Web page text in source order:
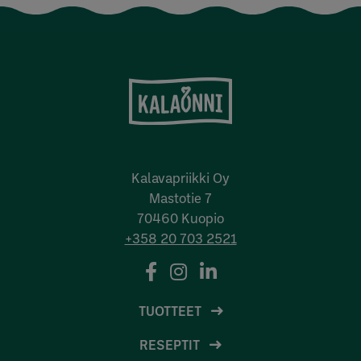
Kalavapriikki Oy
Mastotie 7
70460 Kuopio
+358 20 703 2521
TUOTTEET
RESEPTIT